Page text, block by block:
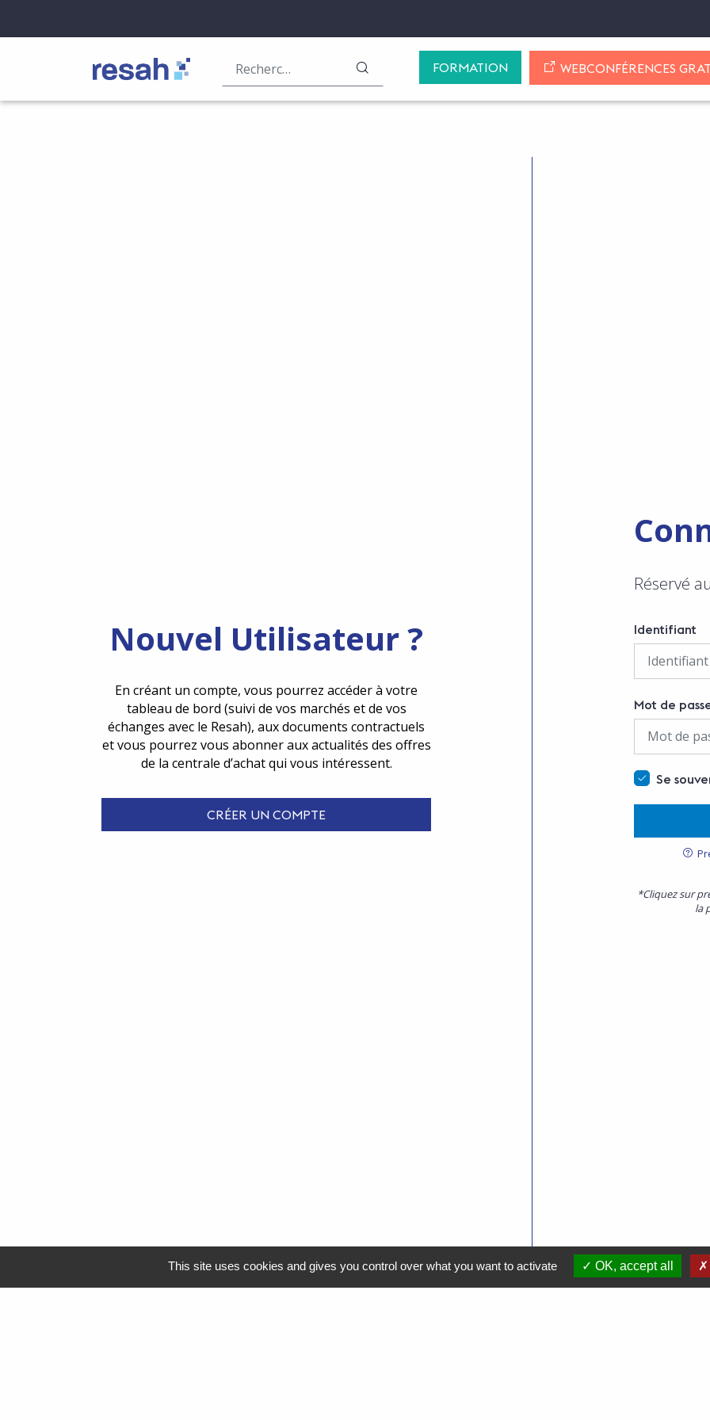
Logo Resah LANCER LA RECHERCHE
FORMATION WEBCONFÉRENCES
Nouvel Utilisateur ?
En créant un compte, vous pourrez accéder à votre
tableau de bord (suivi de vos marchés et de vos
échanges avec le Resah), aux documents contractuels
et vous pourrez vous abonner aux actualités des offres
de la centrale d’achat qui vous intéressent.
CRÉER UN COMPTE
Réservé
Identifiant
Mot de
Se
*Cliquez sur
la
This site uses cookies and gives you control over what you want to activate OK, accept all